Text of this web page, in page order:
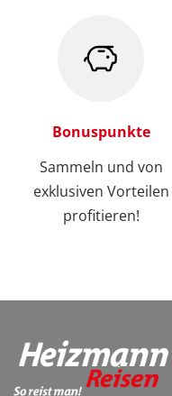
Bonuspunkte
Sammeln und von
exklusiven Vorteilen
profitieren!